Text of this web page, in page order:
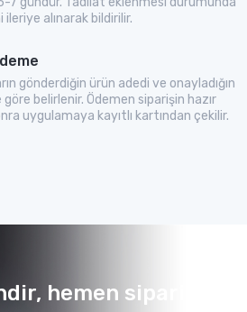
alınarak bildirilir.
gönderdiğin ürün adedi ve onayladığın
belirlenir. Ödemen siparişin hazır
uygulamaya kayıtlı kartından çekilir.
hemen sipariş